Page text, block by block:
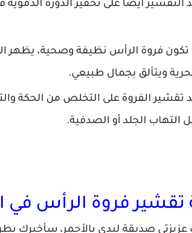
التقشير أيضًا على تحفيز الدورة
تكون فروة الرأس نظيفة وصحية، يظهر
ويتألق بجمال طبيعي.
تقشير الفروة على التخلص من الحكة
التهاب الجلد أو الصدفية.
تقشير فروة الرأس في
عزيزتي صديقة ليدي بالأحمر، سأخبرك